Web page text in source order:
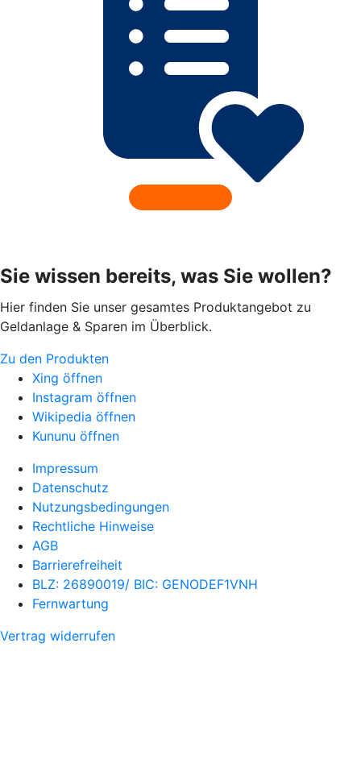
Sie wissen bereits, was Sie wollen?
Hier finden Sie unser gesamtes Produktangebot zu
Geldanlage & Sparen im Überblick.
Zu den Produkten
Xing öffnen
Instagram öffnen
Wikipedia öffnen
Kununu öffnen
Impressum
Datenschutz
Nutzungsbedingungen
Rechtliche Hinweise
AGB
Barrierefreiheit
BLZ: 26890019/ BIC: GENODEF1VNH
Fernwartung
Vertrag widerrufen